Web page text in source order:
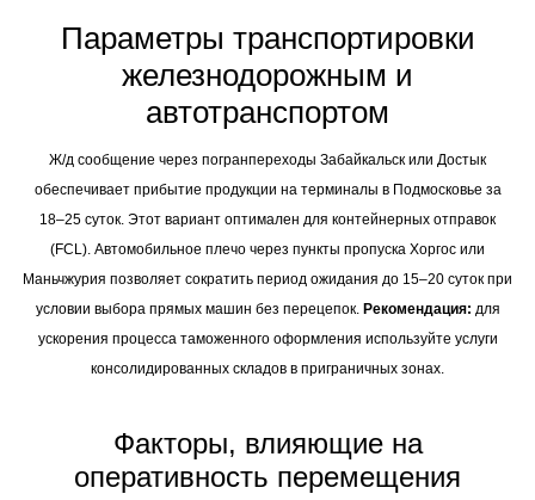
Параметры транспортировки
железнодорожным и
автотранспортом
Ж/д сообщение через погранпереходы Забайкальск или Достык
обеспечивает прибытие продукции на терминалы в Подмосковье за
18–25 суток. Этот вариант оптимален для контейнерных отправок
(FCL). Автомобильное плечо через пункты пропуска Хоргос или
Маньчжурия позволяет сократить период ожидания до 15–20 суток при
условии выбора прямых машин без перецепок. Рекомендация: для
ускорения процесса таможенного оформления используйте услуги
консолидированных складов в приграничных зонах.
Факторы, влияющие на
оперативность перемещения